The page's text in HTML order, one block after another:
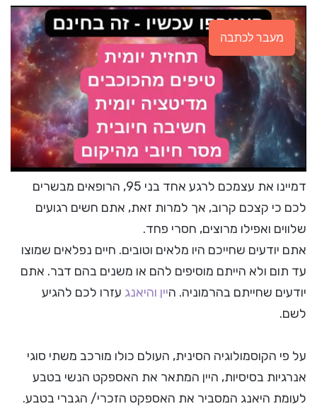
מעבר לכתבה
דמיינו את עצמכם לרגע אחד בני 95, הרופאים מבשרים
לכם כי קצכם קרוב, אך למרות זאת, אתם חשים רגועים
שלווים ואפילו מרוצים, חסרי פחד.
אתם יודעים שחייכם היו מלאים וטובים. חיים נפלאים שמוצו
עד תום ולא הייתם מוסיפים להם או משנים בהם דבר. אתם
יודעים שחייתם בהרמוניה. היין והיאנג עזרו לכם להגיע
לשם.
על פי הקוסמולוגיה הסינית, העולם כולו מורכב משתי סוגי
אנרגיות בסיסיות, היין המתאר את האספקט הנשי בטבע
לעומת היאנג המסביר את האספקט הזכרי/ הגברי בטבע.